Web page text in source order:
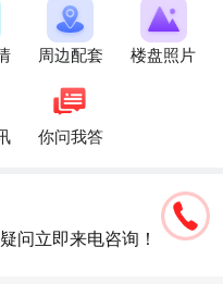
周边配套 楼盘照片
你问我答
问立即来电咨询！